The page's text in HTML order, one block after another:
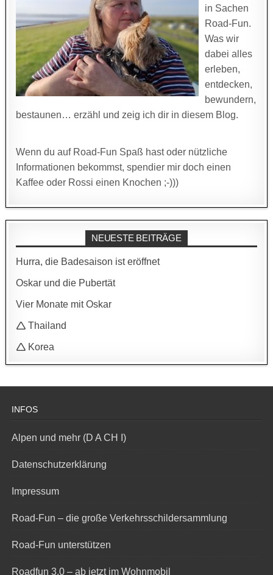
in Sachen
Road-Fun.
Was wir
dabei alles
erleben,
entdecken,
bewundern,
bestaunen… erzähl und zeig ich dir in diesem Blog.
Wenn du auf Road-Fun Spaß hast oder nützliche
Informationen bekommst, spendier mir doch einen
Kaffee oder Rossi einen Knochen ;-)))
NEUESTE BEITRÄGE
Hurra, die Badesaison ist eröffnet
Oskar und die Pubertät
Vier Monate mit Oskar
🛆 Thailand
🛆 Korea
INFOS
Alpen und mehr (D A CH I)
Datenschutzerklärung
Impressum
Road-Fun – die große Verkehrsschildersammlung
Road-Fun unterstützen
Roadfun 3.0 – ab jetzt im Wohnmobil